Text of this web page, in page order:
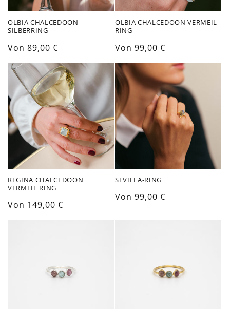
OLBIA CHALCEDOON
SILBERRING
Normaler
Preis
Von 89,00 €
OLBIA CHALCEDOON VERMEIL
RING
Normaler
Preis
Von 99,00 €
REGINA CHALCEDOON
VERMEIL RING
Normaler
Von 149,00 €
SEVILLA-RING
Normaler
Von 99,00 €